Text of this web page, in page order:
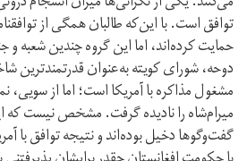
توافق است. با این‌که طالبان همگی از
حمایت کرده‌اند، اما این گروه چندین شعبه و
دوحه، شورای کویته به‌عنوان قدرتمندترین
مشغول مذاکره با آمریکا است؛ اما از
میرام‌شاه را نادیده گرفت. مشخص نیست که
گفت‌وگوها دخیل بوده‌‌اند و نتیجه‌ توافق با